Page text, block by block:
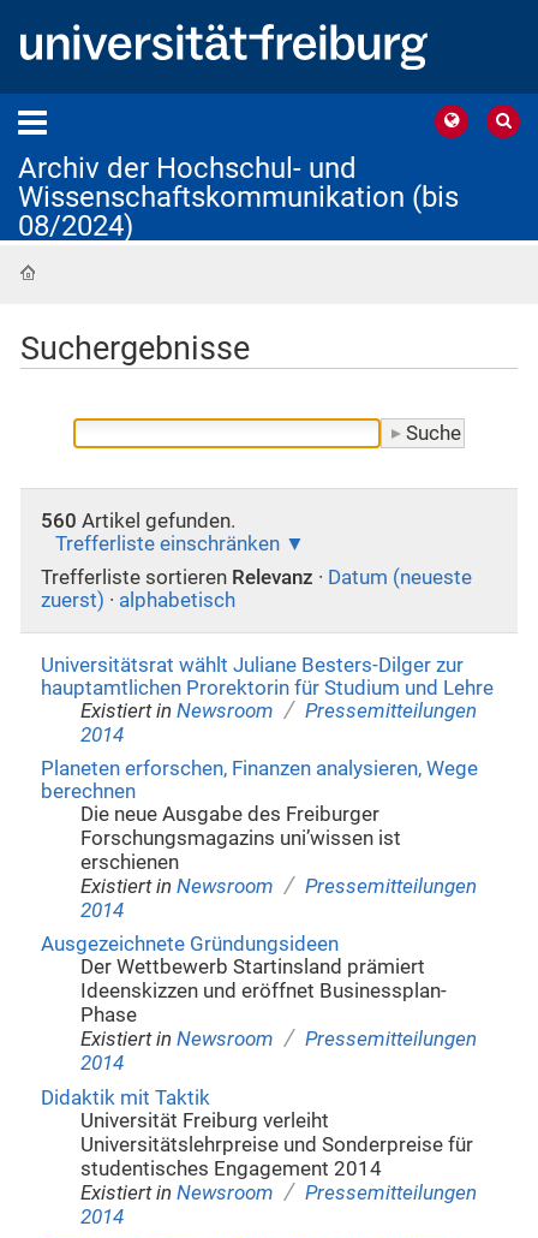
Archiv der Hochschul- und
Wissenschaftskommunikation (bis
08/2024)
Suchergebnisse
560 Artikel gefunden.
Trefferliste einschränken
Trefferliste sortieren Relevanz · Datum (neueste
zuerst) · alphabetisch
Universitätsrat wählt Juliane Besters-Dilger zur
hauptamtlichen Prorektorin für Studium und Lehre
Existiert in Newsroom / Pressemitteilungen
2014
Planeten erforschen, Finanzen analysieren, Wege
berechnen
Die neue Ausgabe des Freiburger
Forschungsmagazins uni’wissen ist
erschienen
Existiert in Newsroom / Pressemitteilungen
2014
Ausgezeichnete Gründungsideen
Der Wettbewerb Startinsland prämiert
Ideenskizzen und eröffnet Businessplan-
Phase
Existiert in Newsroom / Pressemitteilungen
2014
Didaktik mit Taktik
Universität Freiburg verleiht
Universitätslehrpreise und Sonderpreise für
studentisches Engagement 2014
Existiert in Newsroom / Pressemitteilungen
2014